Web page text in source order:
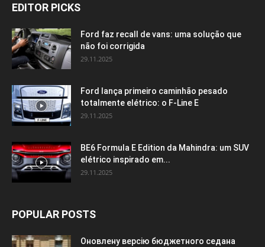
EDITOR PICKS
Ford faz recall de vans: uma solução que
não foi corrigida
29.11.2025
Ford lança primeiro caminhão pesado
totalmente elétrico: o F-Line E
29.11.2025
BE6 Formula E Edition da Mahindra: um SUV
elétrico inspirado em...
29.11.2025
POPULAR POSTS
Оновлену версію бюджетного седана